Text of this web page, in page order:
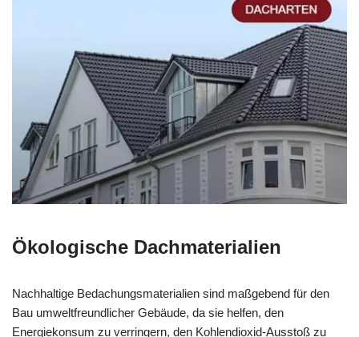
Ökologische Dachmaterialien
Nachhaltige Bedachungsmaterialien sind maßgebend für den
Bau umweltfreundlicher Gebäude, da sie helfen, den
Energiekonsum zu verringern, den Kohlendioxid-Ausstoß zu